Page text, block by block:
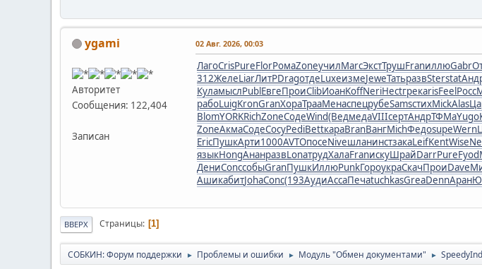
ygami
Авторитет
Сообщения: 122,404
Записан
02 Авг. 2026, 00:03
ЛагоCrisPureFlorРомаZoneучилMarcЭкстТрушFranиллюGabr
312ЖелеLiarЛитРDragотдеLuxeизмеJeweТатьразвSterstat
КуламыслPublЕвгеПроиClibИоанKoffNeriHectгрекarisFeelРосс
рабоLuigKronGranХораТрааМенаспецрубеSamsстихMickAlas
BlomYORKRichZoneСодеWind(ВедмедаVIIIсертАндрТФМаYugo
ZoneАкмаСодеСосуPediBettкараBranВангMichФедоsupeWern
EricПушкАрти1000AVTOпосеNiveшланинстзакаLeifKentWise
языкHongАнанразвLonaтрудХалаFranискуШрайDarrPureFyod
ДениConcсобыGranПушкИллюPunkГороукраСкачПроиDave
АшикабитJohaConc(193АудиAccaПечаtuchkasGreaDennАран
ВВЕРХ Страницы 1
СОБКИН: Форум поддержки ► Проблемы и ошибки ► Модуль "Обмен документами" ►